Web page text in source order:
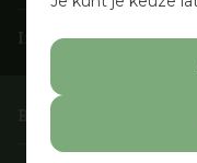
Info & openingstijden